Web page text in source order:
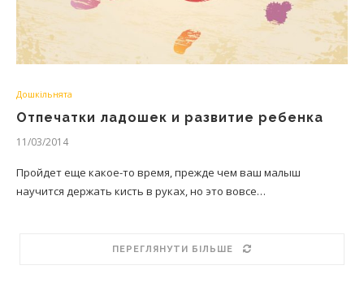
Дошкільнята
Отпечатки ладошек и развитие ребенка
11/03/2014
Пройдет еще какое-то время, прежде чем ваш малыш
научится держать кисть в руках, но это вовсе…
ПЕРЕГЛЯНУТИ БІЛЬШЕ